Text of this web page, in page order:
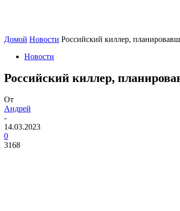
Домой Новости Российский киллер,
Новости
Российский киллер,
От
Андрей
-
14.03.2023
0
3168